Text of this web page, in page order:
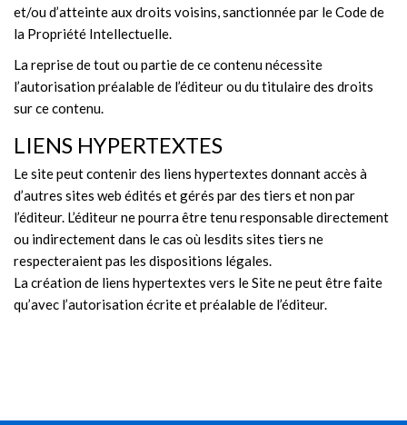
et/ou d’atteinte aux droits voisins, sanctionnée par le Code de
la Propriété Intellectuelle.
La reprise de tout ou partie de ce contenu nécessite
l’autorisation préalable de l’éditeur ou du titulaire des droits
sur ce contenu.
LIENS HYPERTEXTES
Le site peut contenir des liens hypertextes donnant accès à
d’autres sites web édités et gérés par des tiers et non par
l’éditeur. L’éditeur ne pourra être tenu responsable directement
ou indirectement dans le cas où lesdits sites tiers ne
respecteraient pas les dispositions légales.
La création de liens hypertextes vers le Site ne peut être faite
qu’avec l’autorisation écrite et préalable de l’éditeur.